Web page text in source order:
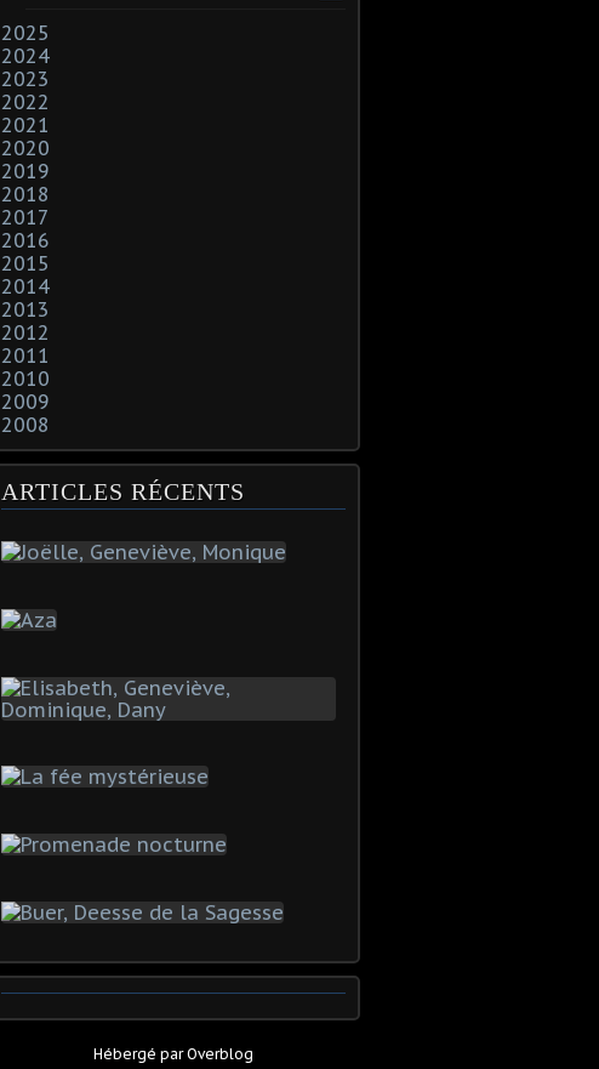
2025
2024
2023
2022
2021
2020
2019
2018
2017
2016
2015
2014
2013
2012
2011
2010
2009
2008
ARTICLES RÉCENTS
Hébergé parOverblog